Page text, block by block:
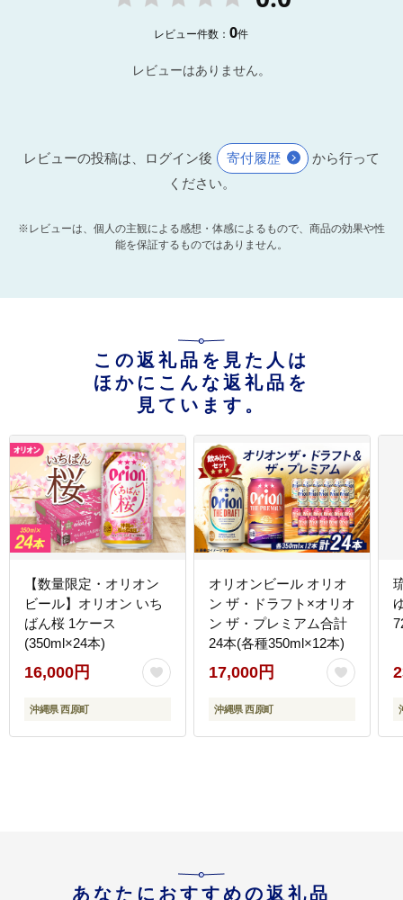
レビュー件数：0件
レビューはありません。
レビューの投稿は、ログイン後 寄付履歴
から行って
ください。
※レビューは、個人の主観による感想・体感によるもので、商品の効果や性
能を保証するものではありません。
この返礼品を見た人は
ほかにこんな返礼品を
見ています。
【数量限定・オリオン
ビール】オリオン いち
ばん桜 1ケース
(350ml×24本)
16,000円
沖縄県 西原町
オリオンビール オリオ
ン ザ・ドラフト×オリオ
ン ザ・プレミアム合計
24本(各種350ml×12本)
17,000円
沖縄県 西原町
あなたにおすすめの返礼品